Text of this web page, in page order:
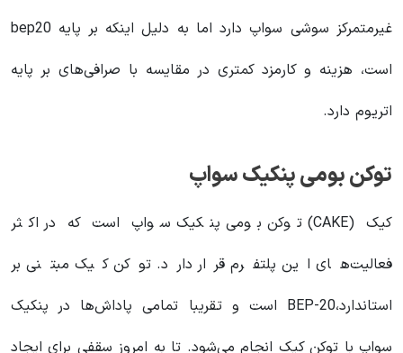
غیرمتمرکز سوشی سواپ دارد اما به دلیل اینکه بر پایه bep20
است، هزینه و کارمزد کمتری در مقایسه با صرافی‌های بر پایه
اتریوم دارد.
توکن بومی پنکیک سواپ
کیک (CAKE) توکن بومی پنکیک سواپ است که در اکثر
فعالیت‌های این پلتفرم قرار دارد. توکن کیک مبتنی بر
استاندارد،BEP-20 است و تقریبا تمامی پاداش‌ها در پنکیک
سواپ با توکن کیک انجام می‌شود. تا به امروز سقفی برای ایجاد